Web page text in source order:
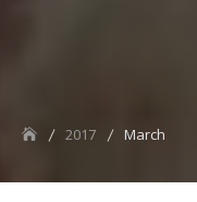
2017 March